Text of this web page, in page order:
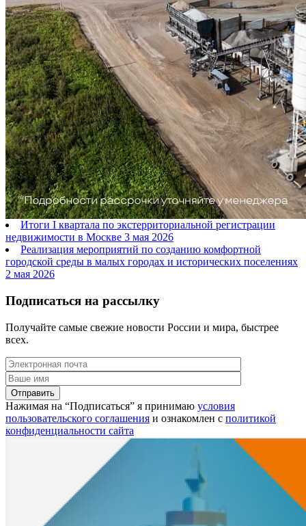
Итоги I квартала по экстерриториальной регистрации
недвижимости в Москве 3 мая 2026
Реализация мероприятий по созданию комфортной
городской среды в малых городах и исторических поселениях
2 мая 2026
Подписаться на рассылку
Получайте самые свежие новости России и мира, быстрее
всех.
Нажимая на “Подписаться” я принимаю условия
пользовательского соглашения и ознакомлен с политикой
конфиденциальности сайта